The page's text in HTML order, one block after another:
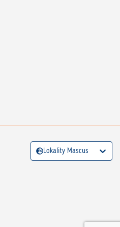
Lokality Mascus